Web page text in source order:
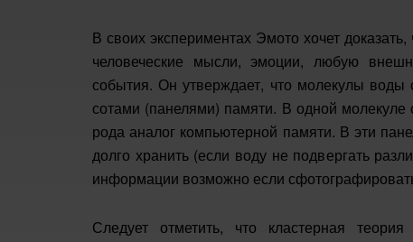
В своих экспериментах Эмото хочет
человеческие мысли, эмоции, любую
события. Он утверждает, что молекулы
сотами (панелями) памяти. В одной молекуле
рода аналог компьютерной памяти. В эти
долго хранить (если воду не подвергать
информации возможно если
Следует отметить, что кластерная